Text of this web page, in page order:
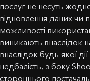
послуг не несуть
відновлення даних чи
можливості
виникають внаслідок
внаслідок будь-якої
недбалість, з боку
стороннього